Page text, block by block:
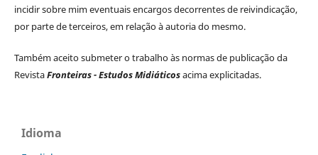
incidir sobre mim eventuais encargos decorrentes de reivindicação,
por parte de terceiros, em relação à autoria do mesmo.
Também aceito submeter o trabalho às normas de publicação da
RevistaFronteiras - Estudos Midiáticosacima explicitadas.
Idioma